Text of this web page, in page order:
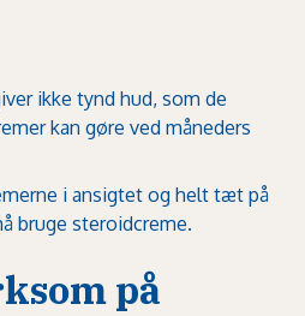
ikke tynd hud, som de
kan gøre ved måneders
i ansigtet og helt tæt på
bruge steroidcreme.
på